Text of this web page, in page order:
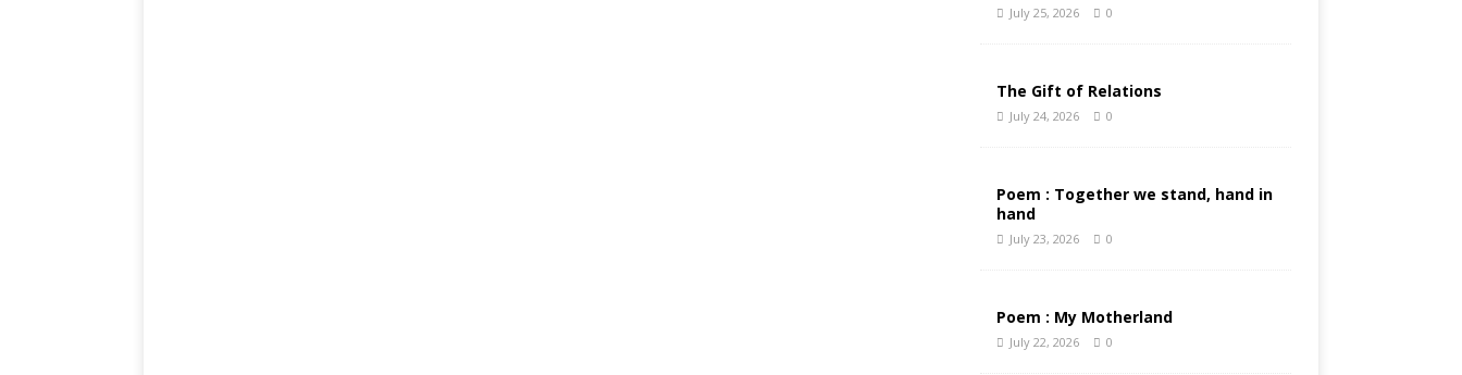
July 25, 2026 0
The Gift of Relations
July 24, 2026 0
Poem : Together we stand, hand in
hand
July 23, 2026 0
Poem : My Motherland
July 22, 2026 0